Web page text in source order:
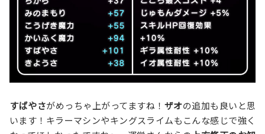
すばやさがめっちゃ上がってますね！ ザオの追加も良いと思
います！キラーマシンやキングスライムもこんな感じで強く